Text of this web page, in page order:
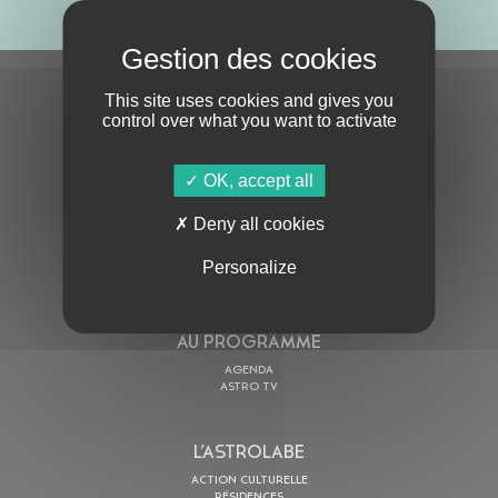
S'ABONNER À LA NEWSLETTER
En cochant cette case, j’accepte la Politique de confidentialité
AU PROGRAMME
AGENDA
ASTRO TV
L’ASTROLABE
ACTION CULTURELLE
This site uses cookies and gives you
control over what you want to activate
OK, accept all
Deny all cookies
Personalize